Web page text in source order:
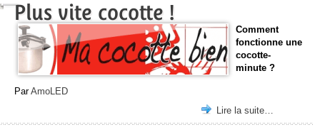
Plus vite cocotte !
Comment
fonctionne une
cocotte-
minute ?
ParAmoLED
Lire la suite…